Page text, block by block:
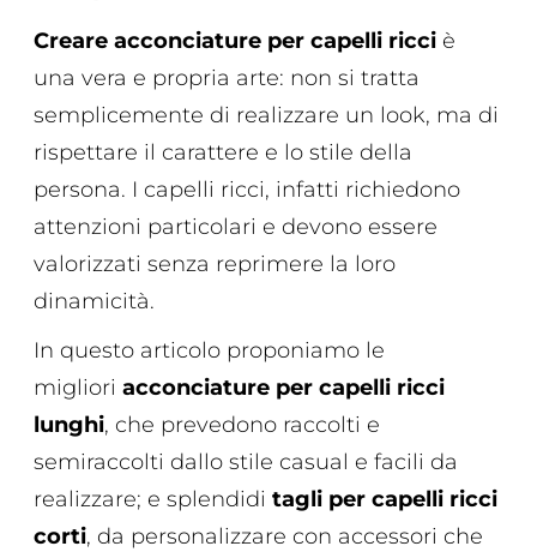
Creare acconciature per capelli ricci è
una vera e propria arte: non si tratta
semplicemente di realizzare un look, ma di
rispettare il carattere e lo stile della
persona. I capelli ricci, infatti richiedono
attenzioni particolari e devono essere
valorizzati senza reprimere la loro
dinamicità.
In questo articolo proponiamo le
miglioriacconciature per capelli ricci
lunghi, che prevedono raccolti e
semiraccolti dallo stile casual e facili da
realizzare; e splendiditagli per capelli ricci
corti, da personalizzare con accessori che